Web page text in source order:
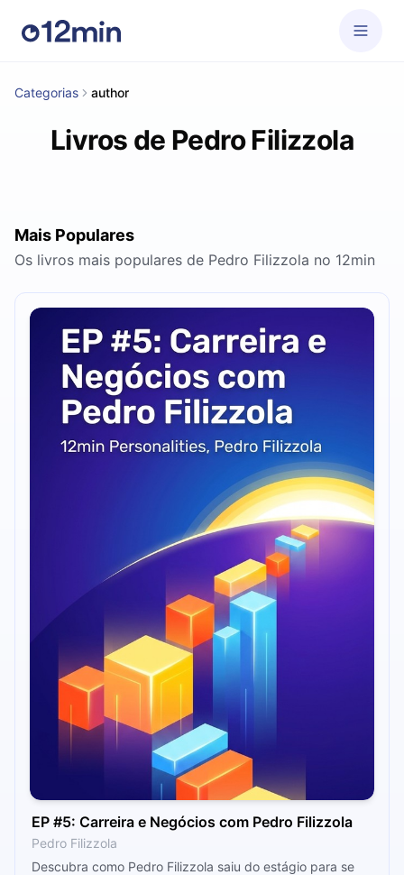
Categorias author
Livros de Pedro Filizzola
Mais Populares
Os livros mais populares de Pedro Filizzola no 12min
EP #5: Carreira e Negócios com Pedro Filizzola
Pedro Filizzola
Descubra como Pedro Filizzola saiu do estágio para se